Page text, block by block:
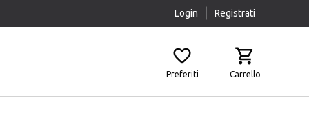
Login Registrati
Preferiti Carrello